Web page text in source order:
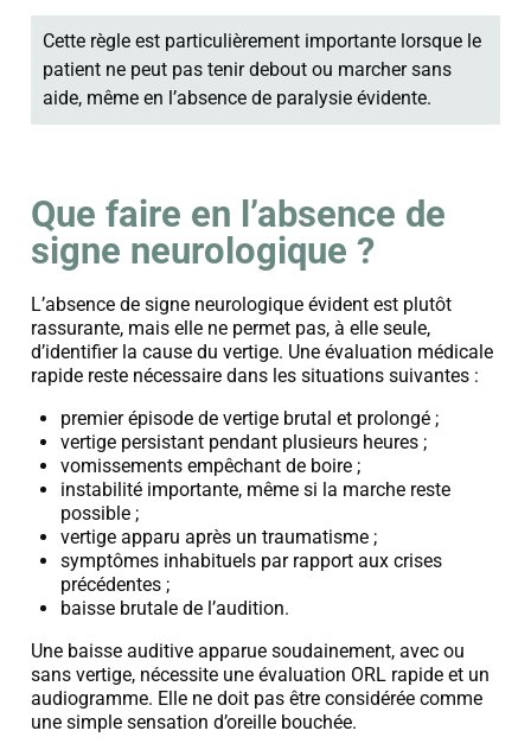
Cette règle est particulièrement importante lorsque le
patient ne peut pas tenir debout ou marcher sans
aide, même en l’absence de paralysie évidente.
Que faire en l’absence de
signe neurologique ?
L’absence de signe neurologique évident est plutôt
rassurante, mais elle ne permet pas, à elle seule,
d’identifier la cause du vertige. Une évaluation médicale
rapide reste nécessaire dans les situations suivantes :
premier épisode de vertige brutal et prolongé ;
vertige persistant pendant plusieurs heures ;
vomissements empêchant de boire ;
instabilité importante, même si la marche reste
possible ;
vertige apparu après un traumatisme ;
symptômes inhabituels par rapport aux crises
précédentes ;
baisse brutale de l’audition.
Une baisse auditive apparue soudainement, avec ou
sans vertige, nécessite une évaluation ORL rapide et un
audiogramme. Elle ne doit pas être considérée comme
une simple sensation d’oreille bouchée.